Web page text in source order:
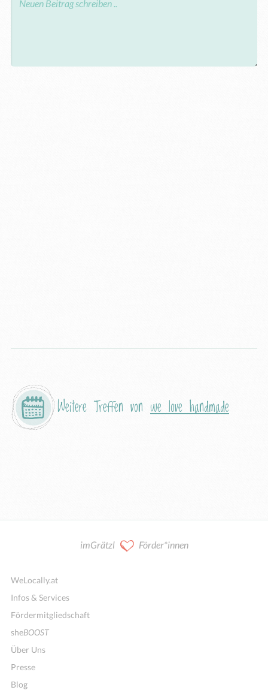
Weitere Treffen von we love handmade
imGrätzl Förder*innen
WeLocally.at
Infos & Services
Fördermitgliedschaft
sheBOOST
Über Uns
Presse
Blog